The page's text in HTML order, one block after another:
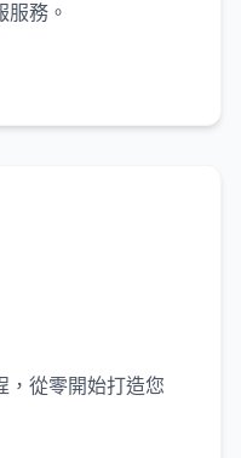
務。
，從零開始打造您